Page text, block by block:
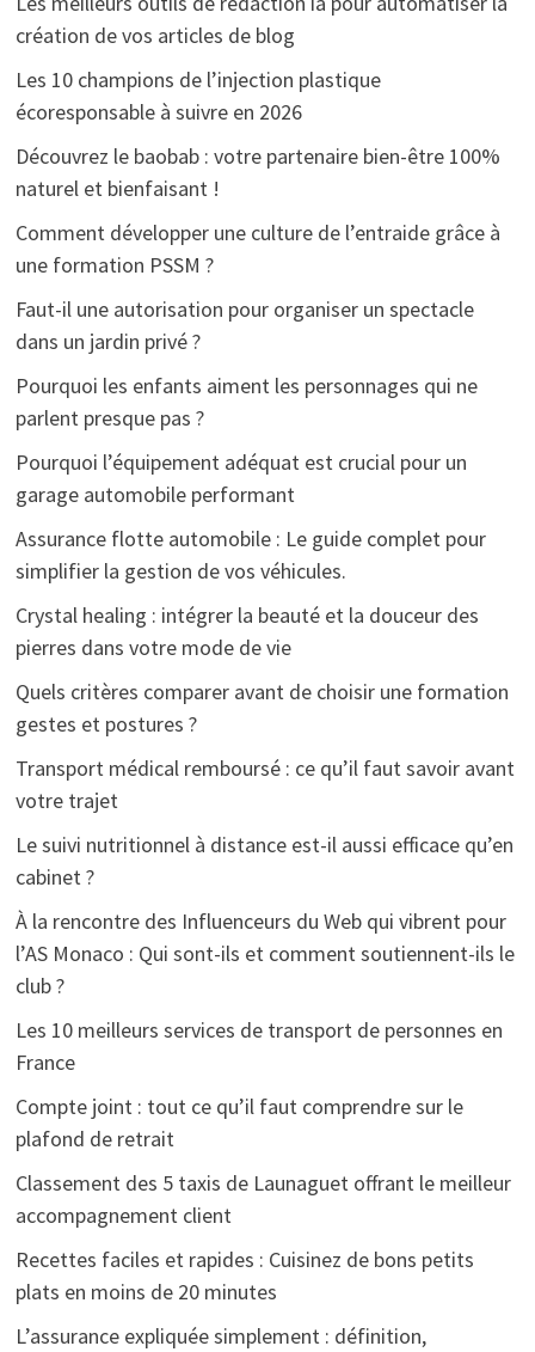
création de vos articles de blog
Les 10 champions de l’injection plastique
écoresponsable à suivre en 2026
Découvrez le baobab : votre partenaire bien-être 100%
naturel et bienfaisant !
Comment développer une culture de l’entraide grâce à
une formation PSSM ?
Faut-il une autorisation pour organiser un spectacle
dans un jardin privé ?
Pourquoi les enfants aiment les personnages qui ne
parlent presque pas ?
Pourquoi l’équipement adéquat est crucial pour un
garage automobile performant
Assurance flotte automobile : Le guide complet pour
simplifier la gestion de vos véhicules.
Crystal healing : intégrer la beauté et la douceur des
pierres dans votre mode de vie
Quels critères comparer avant de choisir une formation
gestes et postures ?
Transport médical remboursé : ce qu’il faut savoir avant
votre trajet
Le suivi nutritionnel à distance est-il aussi efficace qu’en
cabinet ?
À la rencontre des Influenceurs du Web qui vibrent pour
l’AS Monaco : Qui sont-ils et comment soutiennent-ils le
club ?
Les 10 meilleurs services de transport de personnes en
France
Compte joint : tout ce qu’il faut comprendre sur le
plafond de retrait
Classement des 5 taxis de Launaguet offrant le meilleur
accompagnement client
Recettes faciles et rapides : Cuisinez de bons petits
plats en moins de 20 minutes
L’assurance expliquée simplement : définition,